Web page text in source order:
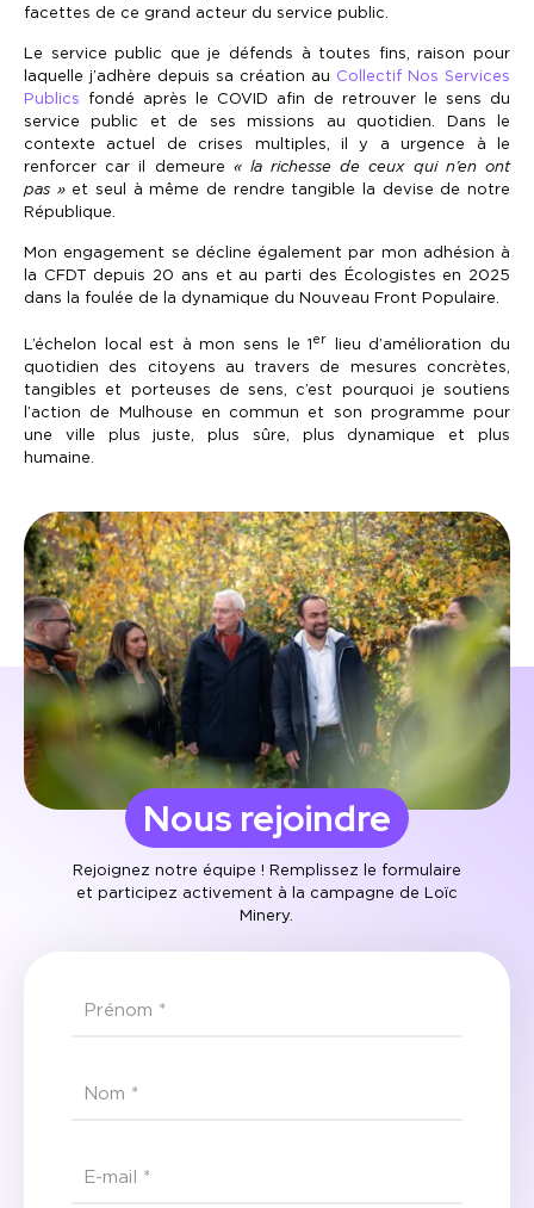
facettes de ce grand acteur du service public.
Le service public que je défends à toutes fins, raison pour
laquelle j’adhère depuis sa création au Collectif Nos Services
Publics fondé après le COVID afin de retrouver le sens du
service public et de ses missions au quotidien. Dans le
contexte actuel de crises multiples, il y a urgence à le
renforcer car il demeure « la richesse de ceux qui n’en ont
pas »et seul à même de rendre tangible la devise de notre
République.
Mon engagement se décline également par mon adhésion à
la CFDT depuis 20 ans et au parti des Écologistes en 2025
dans la foulée de la dynamique du Nouveau Front Populaire.
L’échelon local est à mon sens le 1 er
lieu d’amélioration du
quotidien des citoyens au travers de mesures concrètes,
tangibles et porteuses de sens, c’est pourquoi je soutiens
l’action de Mulhouse en commun et son programme pour
une ville plus juste, plus sûre, plus dynamique et plus
humaine.
Nous rejoindre
Rejoignez notre équipe ! Remplissez le formulaire
et participez activement à la campagne de Loïc
Minery.